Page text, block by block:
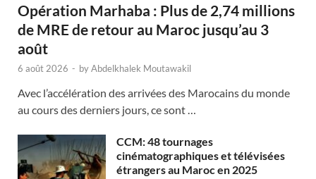
Opération Marhaba : Plus de 2,74 millions
de MRE de retour au Maroc jusqu’au 3
août
6 août 2026 - byAbdelkhalek Moutawakil
Avec l’accélération des arrivées des Marocains du monde
au cours des derniers jours, ce sont …
CCM: 48 tournages
cinématographiques et télévisées
étrangers au Maroc en 2025